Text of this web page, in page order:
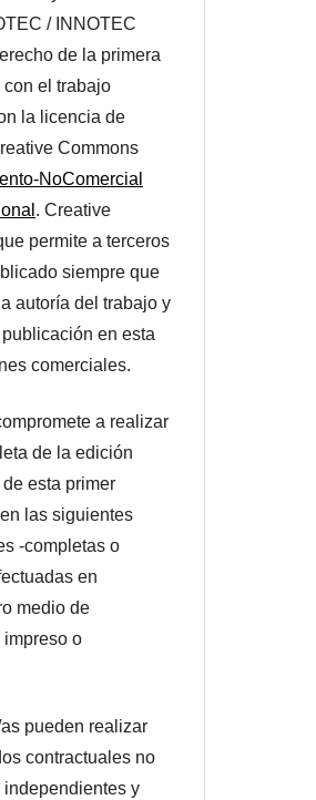
/ INNOTEC
de la primera
el trabajo
la licencia de
Commons
NoComercial
. Creative
permite a terceros
siempre que
autoría del trabajo y
en esta
comerciales.
a realizar
de la edición
esta primer
las siguientes
-completas o
en
medio de
o
pueden realizar
contractuales no
y